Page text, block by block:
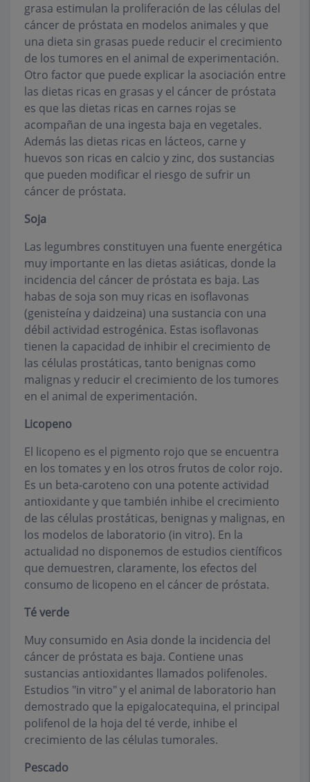
grasa estimulan la proliferación de las células del
cáncer de próstata en modelos animales y que
una dieta sin grasas puede reducir el crecimiento
de los tumores en el animal de experimentación.
Otro factor que puede explicar la asociación entre
las dietas ricas en grasas y el cáncer de próstata
es que las dietas ricas en carnes rojas se
acompañan de una ingesta baja en vegetales.
Además las dietas ricas en lácteos, carne y
huevos son ricas en calcio y zinc, dos sustancias
que pueden modificar el riesgo de sufrir un
cáncer de próstata.
Soja
Las legumbres constituyen una fuente energética
muy importante en las dietas asiáticas, donde la
incidencia del cáncer de próstata es baja. Las
habas de soja son muy ricas en isoflavonas
(genisteína y daidzeina) una sustancia con una
débil actividad estrogénica. Estas isoflavonas
tienen la capacidad de inhibir el crecimiento de
las células prostáticas, tanto benignas como
malignas y reducir el crecimiento de los tumores
en el animal de experimentación.
Licopeno
El licopeno es el pigmento rojo que se encuentra
en los tomates y en los otros frutos de color rojo.
Es un beta-caroteno con una potente actividad
antioxidante y que también inhibe el crecimiento
de las células prostáticas, benignas y malignas, en
los modelos de laboratorio (in vitro). En la
actualidad no disponemos de estudios científicos
que demuestren, claramente, los efectos del
consumo de licopeno en el cáncer de próstata.
Té verde
Muy consumido en Asia donde la incidencia del
cáncer de próstata es baja. Contiene unas
sustancias antioxidantes llamados polifenoles.
Estudios "in vitro" y el animal de laboratorio han
demostrado que la epigalocatequina, el principal
polifenol de la hoja del té verde, inhibe el
crecimiento de las células tumorales.
Pescado